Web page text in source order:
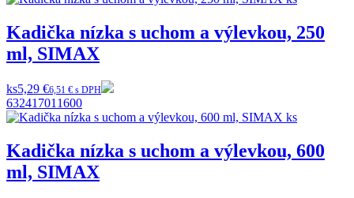
Kadička nízka s uchom a výlevkou, 250
ml, SIMAX
ks5,29 €6,51 € s DPH
632417011600
Kadička nízka s uchom a výlevkou, 600
ml, SIMAX